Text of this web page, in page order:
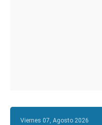
Viernes 07, Agosto 2026